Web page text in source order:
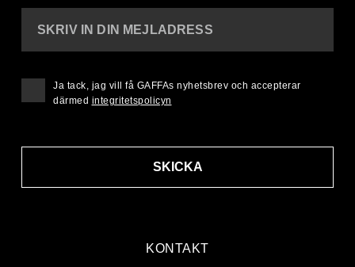
KONTAKT
SKRIV IN DIN MEJLADRESS
SKICKA
Ja tack, jag vill få GAFFAs nyhetsbrev och accepterar
därmed integritetspolicyn